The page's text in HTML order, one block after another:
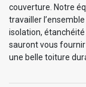
couverture. Notre
travailler
isolation,
sauront vous
une belle toiture